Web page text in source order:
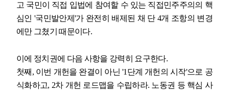
고 국민이 직접 입법에 참여할 수 있는 직접민주주의의 핵
심인 '국민발안제'가 완전히 배제된 채 단 4개 조항의 변경
에만 그쳤기 때문이다.
이에 정치권에 다음 사항을 강력히 요구한다.
첫째 , 이번 개헌을 완결이 아닌 '1 단계 개헌의 시작'으로 공
식화하고, 2차 개헌 로드맵을 수립하라. 노동권 등 핵심 사